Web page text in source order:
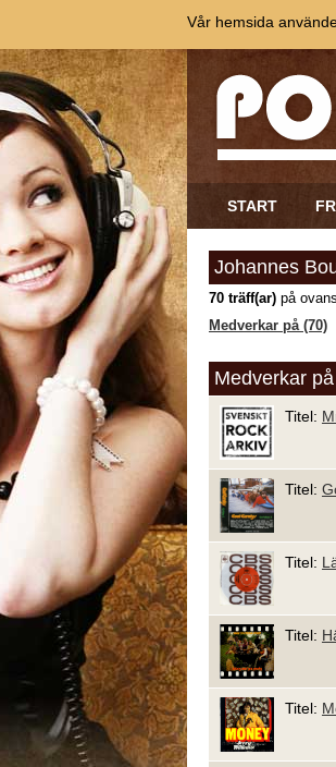
START
Johannes
70 träff(ar) på
Medverkar på (70)
Medverkar på
Titel:
Titel:
Titel:
Titel:
Titel:
Vår hemsida